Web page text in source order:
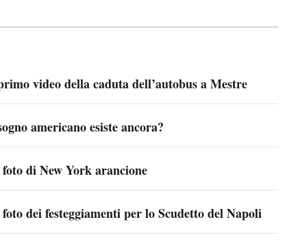
video della caduta dell’autobus a Mestre
americano esiste ancora?
di New York arancione
dei festeggiamenti per lo Scudetto del Napoli